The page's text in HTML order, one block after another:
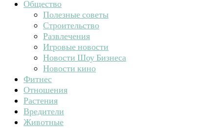
Общество
Полезные советы
Строительство
Развлечения
Игровые новости
Новости Шоу Бизнеса
Новости кино
Фитнес
Отношения
Растения
Вредители
Животные